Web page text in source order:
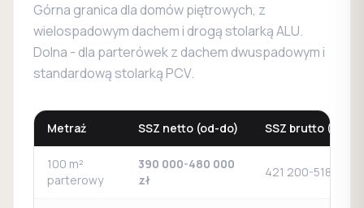
Górna granica dla domów piętrowych, z
wielospadowym dachem i drogą stolarką ALU.
Dolna - dla parterówek z dachem dwuspadowym i
standardową stolarką PCV.
Metraż SSZ netto (od-do) SSZ brutto (8%
100 m²
parterowy
390 000-480 000
zł
421 200-518 400